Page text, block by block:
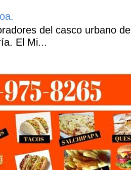
del casco urbano
El Mi...